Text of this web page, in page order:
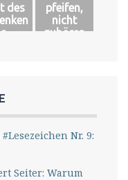
des
s
pfeifen,
nicht
zuhören
Nr. 9:
Seiter: Warum